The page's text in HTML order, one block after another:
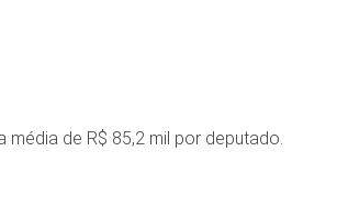
média de R$ 85,2 mil por deputado.